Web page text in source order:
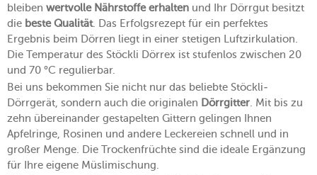
bleiben wertvolle Nährstoffe erhalten und Ihr Dörrgut besitzt
die beste Qualität. Das Erfolgsrezept für ein perfektes
Ergebnis beim Dörren liegt in einer stetigen Luftzirkulation.
Die Temperatur des Stöckli Dörrex ist stufenlos zwischen 20
und 70 °C regulierbar.
Bei uns bekommen Sie nicht nur das beliebte Stöckli-
Dörrgerät, sondern auch die originalen Dörrgitter. Mit bis zu
zehn übereinander gestapelten Gittern gelingen Ihnen
Apfelringe, Rosinen und andere Leckereien schnell und in
großer Menge. Die Trockenfrüchte sind die ideale Ergänzung
für Ihre eigene Müslimischung.